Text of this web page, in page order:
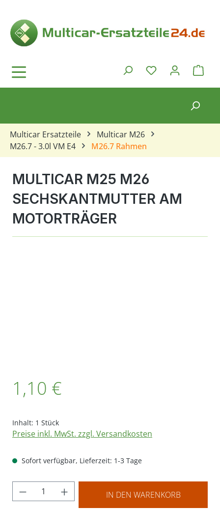
Du hast 0
Multicar Ersatzteile
Multicar M26
M26.7 - 3.0l VM E4
M26.7 Rahmen
MULTICAR M25 M26
SECHSKANTMUTTER AM
MOTORTRÄGER
1,10 €
Inhalt: 1 Stück
Preise inkl. MwSt. zzgl. Versandkosten
Sofort verfügbar, Lieferzeit: 1-3 Tage
Produkt Anzahl: Gib den gewünschten
IN DEN WARENKORB